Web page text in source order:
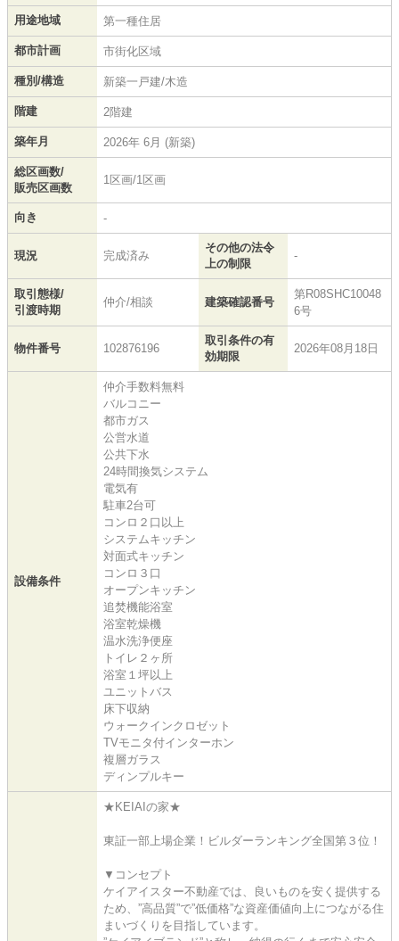
用途地域 第一種住居
都市計画 市街化区域
種別/構造 新築一戸建/木造
階建 2階建
築年月 2026年 6月 (新築)
総区画数/
販売区画数
1区画/1区画
向き -
現況 完成済み
その他の法令
上の制限
-
取引態様/
引渡時期
仲介/相談 建築確認番号
第R08SHC10048
6号
物件番号 102876196
取引条件の有
効期限
2026年08月18日
設備条件
仲介手数料無料
バルコニー
都市ガス
公営水道
公共下水
24時間換気システム
電気有
駐車2台可
コンロ２口以上
システムキッチン
対面式キッチン
コンロ３口
オープンキッチン
追焚機能浴室
浴室乾燥機
温水洗浄便座
トイレ２ヶ所
浴室１坪以上
ユニットバス
床下収納
ウォークインクロゼット
TVモニタ付インターホン
複層ガラス
ディンプルキー
★KEIAIの家★
東証一部上場企業！ビルダーランキング全国第３位！
▼コンセプト
ケイアイスター不動産では、良いものを安く提供する
ため、”高品質”で”低価格”な資産価値向上につながる住
まいづくりを目指しています。